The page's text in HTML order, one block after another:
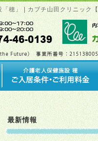
穂」 | カブチ山田クリニック
最新情報